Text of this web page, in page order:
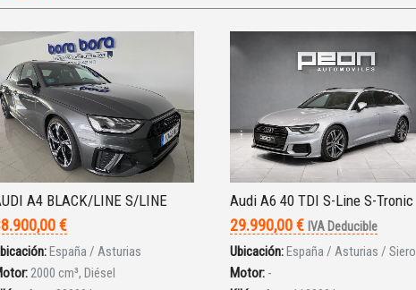
A4 BLACK/LINE S/LINE
€
España / Asturias
2000 cm³, Diésel
Audi A6 40 TDI S-Line S-Tronic
29.990,00 € IVA Deducible
Ubicación:España / Asturias / Siero
Motor: -